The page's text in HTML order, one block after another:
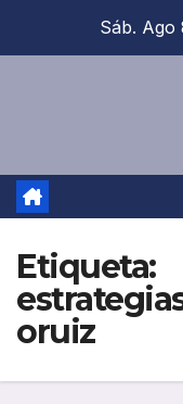
Sáb. Ago
Etiqueta:
oruiz